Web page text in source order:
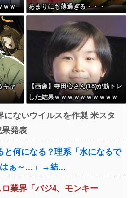
ｗｗ
あまりにも薄過ぎる・・・
キャ
【画像】寺田心さん(18)が筋トレ
した結果ｗｗｗｗｗｗｗｗｗｗ
ｗｗｗｗｗｗｗｗｗ
にないウイルスを作製 米スタ
果発表
と何になる？理系「水になるで
はぁ～…」→結...
ロ業界「バジ4、モンキー